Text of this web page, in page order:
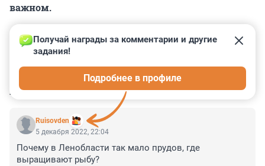
важном.
КОММЕНТАРИИ 6
Ruisovden
Получай награды за комментарии и другие
задания!
Подробнее в профиле
5 декабря 2022, 22:04
Почему в Ленобласти так мало прудов, где
выращивают рыбу?